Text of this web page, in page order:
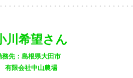
川希望さん
務先：島根県大田市
有限会社中山農場